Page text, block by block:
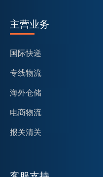
主营业务
国际快递
专线物流
海外仓储
电商物流
报关清关